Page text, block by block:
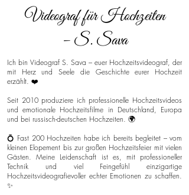
Videograf für Hochzeiten
– S. Sava
Ich bin Videograf S. Sava – euer Hochzeitsvideograf, der
mit Herz und Seele die Geschichte eurer Hochzeit
erzählt. ❤️
Seit 2010 produziere ich professionelle Hochzeitsvideos
und emotionale Hochzeitsfilme in Deutschland, Europa
und bei russisch-deutschen Hochzeiten. 🌍
💍 Fast 200 Hochzeiten habe ich bereits begleitet – vom
kleinen Elopement bis zur großen Hochzeitsfeier mit vielen
Gästen. Meine Leidenschaft ist es, mit professioneller
Technik und viel Feingefühl einzigartige
Hochzeitsvideografievoller echter Emotionen zu schaffen.
✨